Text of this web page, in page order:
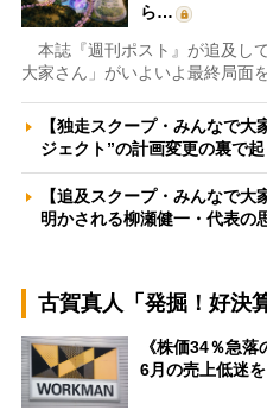
ら…
本誌『週刊ポスト』が追及し
大家さん」がいよいよ最終局面
【独走スクープ・みんなで
ジェクト”の計画変更の裏で
【追及スクープ・みんなで
明かされる柳瀬健一・代表の
古賀真人「発掘！好決
《株価34％急
6月の売上低迷